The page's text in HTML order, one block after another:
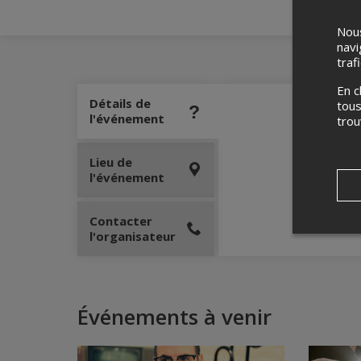
Détails de
l'événement
Lieu de
l'événement
Contacter
l'organisateur
Événements à venir
En